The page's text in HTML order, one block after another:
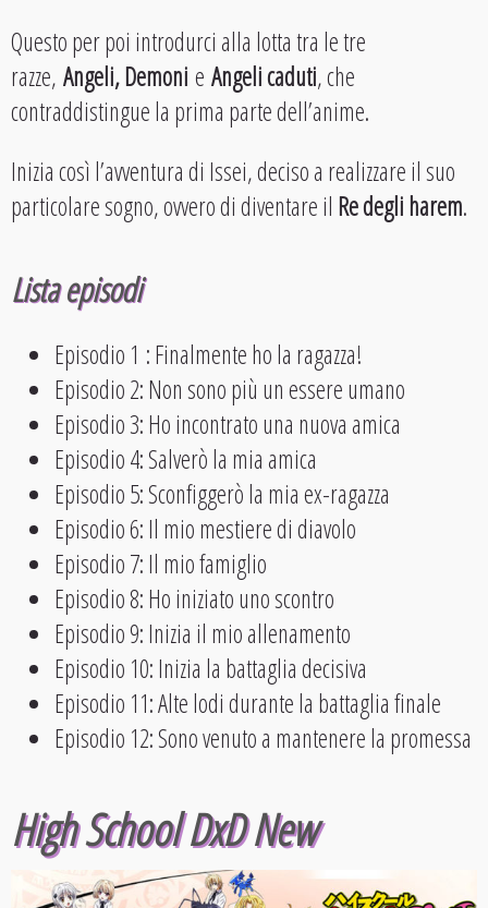
Questo per poi introdurci alla lotta tra le tre
razze, Angeli, Demoni e Angeli caduti, che
contraddistingue la prima parte dell’anime.
Inizia così l’avventura di Issei, deciso a realizzare il suo
particolare sogno, ovvero di diventare il Re degli harem.
Lista episodi
Episodio 1 : Finalmente ho la ragazza!
Episodio 2: Non sono più un essere umano
Episodio 3: Ho incontrato una nuova amica
Episodio 4: Salverò la mia amica
Episodio 5: Sconfiggerò la mia ex-ragazza
Episodio 6: Il mio mestiere di diavolo
Episodio 7: Il mio famiglio
Episodio 8: Ho iniziato uno scontro
Episodio 9: Inizia il mio allenamento
Episodio 10: Inizia la battaglia decisiva
Episodio 11: Alte lodi durante la battaglia finale
Episodio 12: Sono venuto a mantenere la promessa
High School DxD New